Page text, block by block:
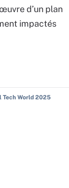
d’un plan
impactés
Tech World 2025